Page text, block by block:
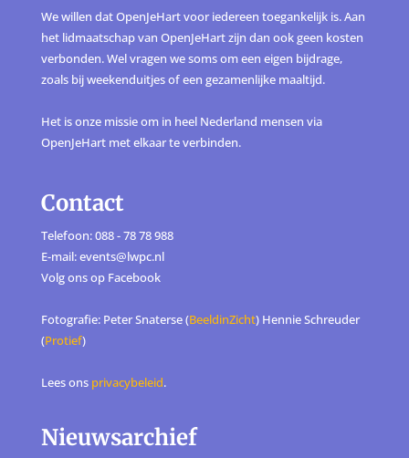
We willen dat OpenJeHart voor iedereen toegankelijk is. Aan
het lidmaatschap van OpenJeHart zijn dan ook geen kosten
verbonden. Wel vragen we soms om een eigen bijdrage,
zoals bij weekenduitjes of een gezamenlijke maaltijd.
Het is onze missie om in heel Nederland mensen via
OpenJeHart met elkaar te verbinden.
Contact
Telefoon: 088 - 78 78 988
E-mail: events@lwpc.nl
Volg ons op Facebook
Fotografie: Peter Snaterse (BeeldinZicht) Hennie Schreuder
(Protief)
Lees ons privacybeleid.
Nieuwsarchief